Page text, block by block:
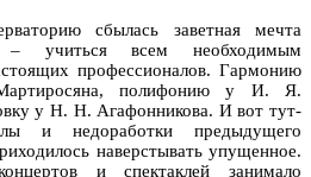
сбылась заветная мечта
– учиться всем необходимым
профессионалов. Гармонию
полифонию у И. Я.
у Н. Н. Агафонникова. И вот тут-
и недоработки предыдущего
наверстывать упущенное.
и спектаклей занимало